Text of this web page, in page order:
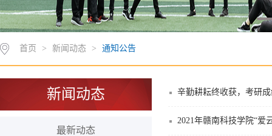
首页 > 新闻动态 > 通知公告
新闻动态
最新动态
辛勤耕耘终收获，考研
2021年赣南科技学院“爱